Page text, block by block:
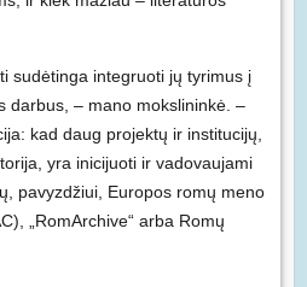
sudėtinga integruoti jų tyrimus į
darbus, – mano mokslininkė. –
kad daug projektų ir institucijų,
yra inicijuoti ir vadovaujami
pavyzdžiui, Europos romų meno
„RomArchive“ arba Romų